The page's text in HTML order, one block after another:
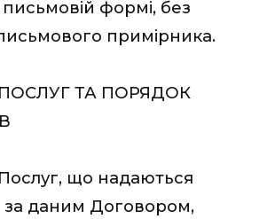
формі, без
примірника.
ПОСЛУГ ТА ПОРЯДОК
Послуг, що надаються
даним Договором,